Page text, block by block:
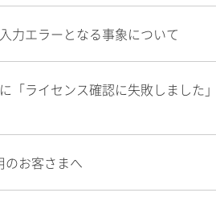
力エラーとなる事象について
「ライセンス確認に失敗しました
お客さまへ